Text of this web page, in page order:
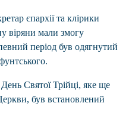
єпархії та клірики
віряни мали змогу
період був одягнутий
Святої Трійці, яке ще
був встановлений